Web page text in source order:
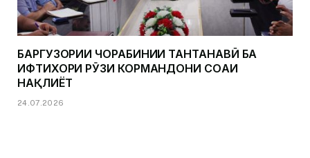
БАРГУЗОРИИ ЧОРАБИНИИ ТАНТАНАВӢ БА
ИФТИХОРИ РӮЗИ КОРМАНДОНИ СОҲАИ
НАҚЛИЁТ
24.07.2026